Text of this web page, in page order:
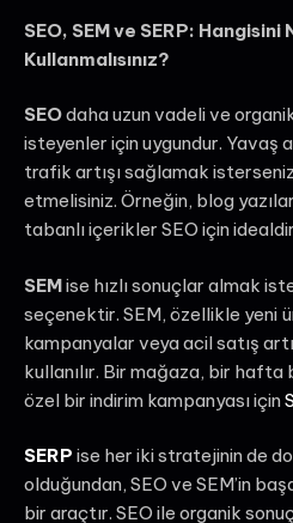
SEO, SEM ve SERP: Hangisini
Kullanmalısınız?
SEOdaha uzun vadeli ve
isteyenler için uygundur. Yavaş
trafik artışı sağlamak
etmelisiniz. Örneğin, blog
tabanlı içerikler SEO için
SEMise hızlı sonuçlar almak
seçenektir. SEM, özellikle yeni
kampanyalar veya acil satış
kullanılır. Bir mağaza, bir
özel bir indirim kampanyası için
SERP ise her iki stratejinin de
olduğundan, SEO ve SEM’in
bir araçtır. SEO ile organik